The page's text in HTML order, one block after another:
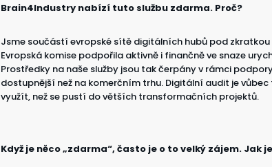
Brain4Industry nabízí tuto službu zdarma. Proč?
Jsme součástí evropské sítě digitálních hubů pod
Evropská komise podpořila aktivně i finančně ve snaze
Prostředky na naše služby jsou tak čerpány v rámci
dostupnější než na komerčním trhu. Digitální audit je
využít, než se pustí do větších transformačních projektů.
Když je něco „zdarma“, často je o to velký zájem.